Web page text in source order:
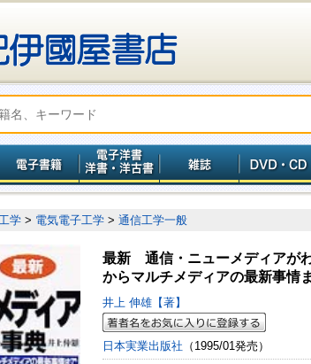
学 > 電気電子工学 > 通信工学一般
最新 通信・ニューメディアが
からマルチメディアの最新事情
井上 伸雄【著】
日本実業出版社 （1995/01発売）